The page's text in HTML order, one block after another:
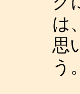
は
思
う